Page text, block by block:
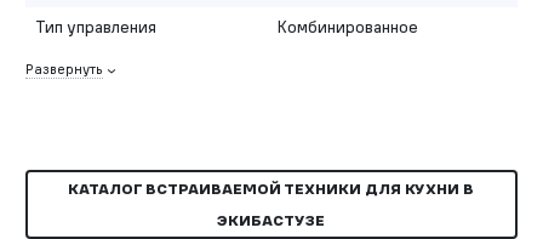
Тип управления
Комбинированное
Развернуть
КАТАЛОГ ВСТРАИВАЕМОЙ ТЕХНИКИ ДЛЯ КУХНИ В
ЭКИБАСТУЗЕ